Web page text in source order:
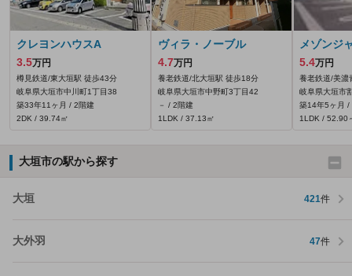
クレヨンハウスA
3.5万円
樽見鉄道/東大垣駅 徒歩43分
岐阜県大垣市中川町1丁目38
築33年11ヶ月 / 2階建
2DK / 39.74㎡
ヴィラ・ノーブル
4.7万円
養老鉄道/北大垣駅 徒歩18分
岐阜県大垣市中野町3丁目42
－ / 2階建
1LDK / 37.13㎡
メゾンジ
5.4万円
養老鉄道/美濃
岐阜県大垣市
築14年5ヶ月 /
1LDK / 52.90
大垣市の駅から探す
大垣 421件
大外羽 47件